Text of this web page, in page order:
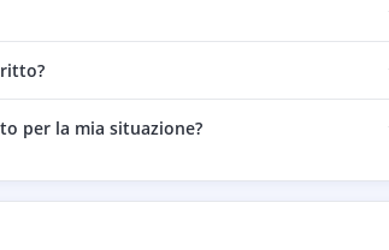
per la mia situazione?